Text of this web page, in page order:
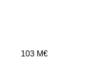
103 M€